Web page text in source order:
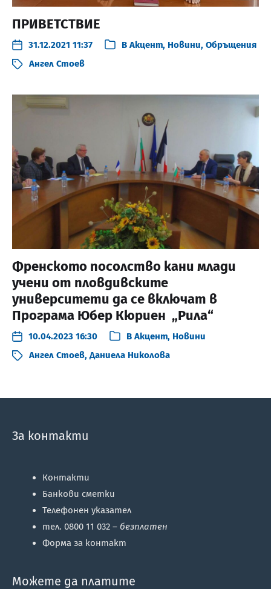
ПРИВЕТСТВИЕ
31.12.2021 11:37 В Акцент, Новини, Обръщения
Ангел Стоев
Френското посолство кани млади
учени от пловдивските
университети да се включат в
Програма Юбер Кюриен „Рила“
10.04.2023 16:30 В Акцент, Новини
Ангел Стоев,Даниела Николова
За контакти
Контакти
Банкови сметки
Телефонен указател
тел. 0800 11 032 – безплатен
Форма за контакт
Можете да платите